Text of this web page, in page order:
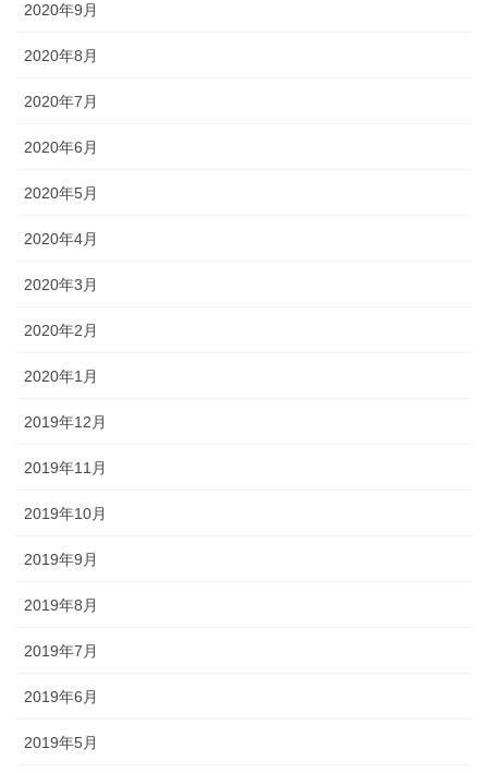
2020年9月
2020年8月
2020年7月
2020年6月
2020年5月
2020年4月
2020年3月
2020年2月
2020年1月
2019年12月
2019年11月
2019年10月
2019年9月
2019年8月
2019年7月
2019年6月
2019年5月